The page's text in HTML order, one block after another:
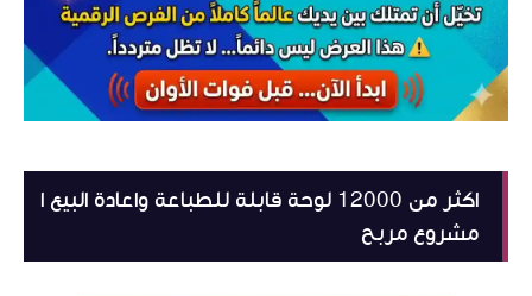
اكثر من 12000 لوحة قابلة للطباعة واعادة البيع ا
مشروع مربح